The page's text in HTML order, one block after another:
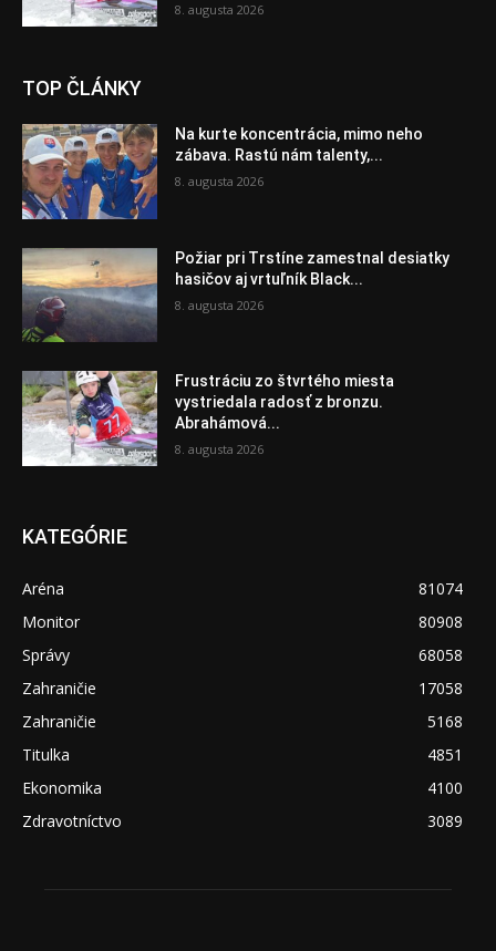
8. augusta 2026
TOP ČLÁNKY
Na kurte koncentrácia, mimo neho
zábava. Rastú nám talenty,...
8. augusta 2026
Požiar pri Trstíne zamestnal desiatky
hasičov aj vrtuľník Black...
8. augusta 2026
Frustráciu zo štvrtého miesta
vystriedala radosť z bronzu.
Abrahámová...
8. augusta 2026
KATEGÓRIE
Aréna
81074
Monitor
80908
Správy
68058
Zahraničie
17058
Zahraničie
5168
Titulka
4851
Ekonomika
4100
Zdravotníctvo
3089